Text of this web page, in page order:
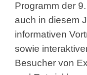
Programm der
auch in diesem
informativen
sowie
Besucher von